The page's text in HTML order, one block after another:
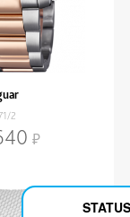
STATUS
2